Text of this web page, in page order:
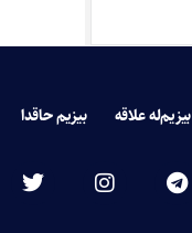
بیزیم‌له علاقه بیزیم حاقدا